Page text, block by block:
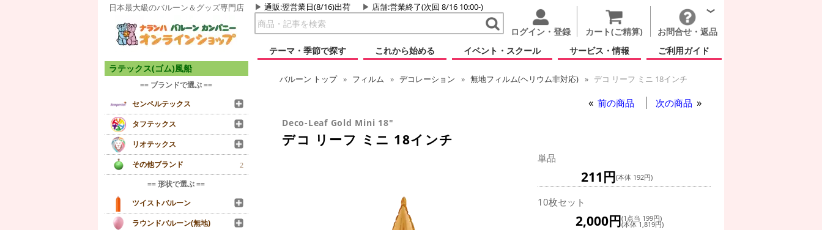
日本最大級のバルーン＆グッズ専門店 通販:翌営業日(8/16)出荷 店舗:営業終了(次回 8/16 10:00-)
ログイン・登録 カート(ご精算)
お問合せ・返品
テーマ・季節で探す
これから始める イベント・スクール サービス・情報 ご利用ガイド
ラテックス(ゴム)風船
== ブランドで選ぶ ==
センペルテックス
タフテックス
リオテックス
その他ブランド
2
== 形状で選ぶ ==
ツイストバルーン
ラウンドバルーン(無地)
バルーン トップ フィルム デコレーション 無地フィルム(ヘリウム非対応) デコ リーフ ミニ 18インチ
前の商品 次の商品
Deco-Leaf Gold Mini 18"
デコ リーフ ミニ 18インチ
単品
211円(本体 192円)
10枚セット
2,000円(1点当 199円)
(本体 1,819円)